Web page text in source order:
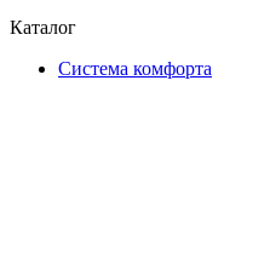
Каталог
Система комфорта